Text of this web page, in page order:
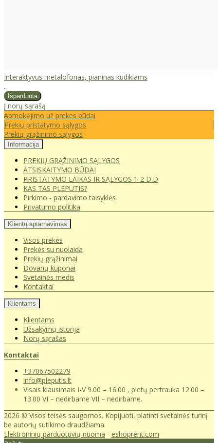
Interaktyvus metalofonas, pianinas kūdikiams
..
Į norų sąrašą
Apmokėjimo už prekes būdai
Prekių pristatymo sąlygos
Prekių grąžinimo sąlygos
Informacija
PREKIŲ GRĄŽINIMO SĄLYGOS
ATSISKAITYMO BŪDAI
PRISTATYMO LAIKAS IR SĄLYGOS 1-2 D.D
KAS TAS PLEPUTIS?
Pirkimo - pardavimo taisyklės
Privatumo politika
Klientų aptarnavimas
Visos prekės
Prekės su nuolaida
Prekių grąžinimai
Dovanų kuponai
Svetainės medis
Kontaktai
Klientams
Klientams
Užsakymų istorija
Norų sąrašas
Kontaktai
+37067502279
info@pleputis.lt
Visais klausimais I-V 9.00 – 16.00 , pietų pertrauka 12.00 –
13.00 VI – nedirbame VII – nedirbame.
2026 © Visos teisės saugomos. Kopijuoti, platinti svetainės turinį
be autorių sutikimo draudžiama.
Elektroninių parduotuvių nuoma - eshoprent.com